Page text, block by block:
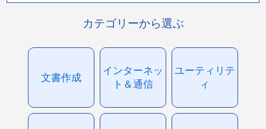
カテゴリーから選ぶ
文書作成
インターネッ
ト＆通信
ユーティリテ
ィ